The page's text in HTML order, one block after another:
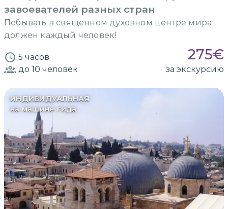
завоевателей разных стран
Побывать в священном духовном центре мира
должен каждый человек!
5 часов 275€
до 10 человек за экскурсию
ИНДИВИДУАЛЬНАЯ
на машине гида